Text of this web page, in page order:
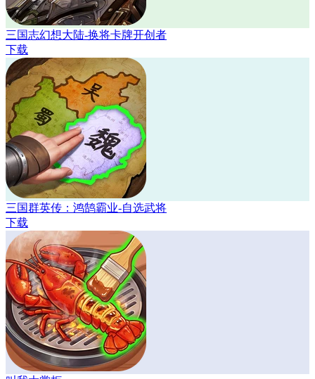
三国志幻想大陆-换将卡牌开创者
下载
三国群英传：鸿鹄霸业-自选武将
下载